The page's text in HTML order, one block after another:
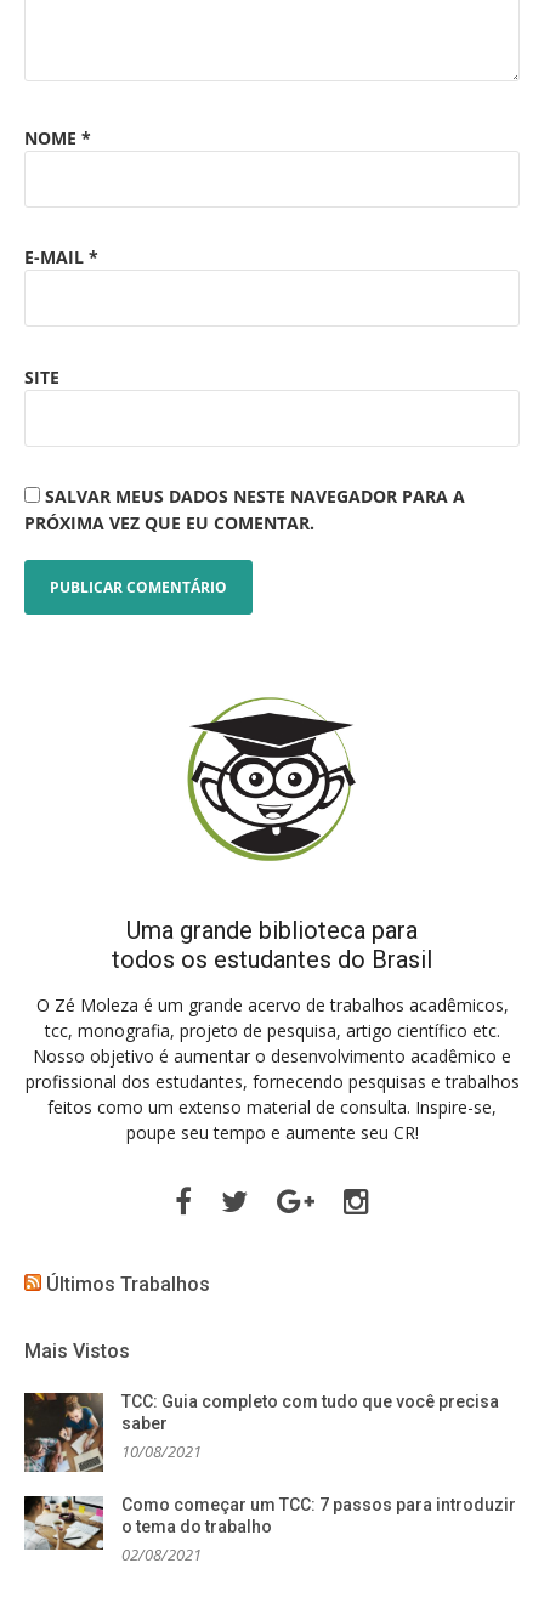
NOME *
E-MAIL *
SITE
SALVAR MEUS DADOS NESTE NAVEGADOR PARA A
PRÓXIMA VEZ QUE EU COMENTAR.
Uma grande biblioteca para
todos os estudantes do Brasil
O Zé Moleza é um grande acervo de trabalhos acadêmicos,
tcc, monografia, projeto de pesquisa, artigo científico etc.
Nosso objetivo é aumentar o desenvolvimento acadêmico e
profissional dos estudantes, fornecendo pesquisas e trabalhos
feitos como um extenso material de consulta. Inspire-se,
poupe seu tempo e aumente seu CR!
FacebookTwitter Google
Plus
Instagram
Últimos Trabalhos
Mais Vistos
TCC: Guia completo com tudo que você precisa
saber
10/08/2021
Como começar um TCC: 7 passos para introduzir
o tema do trabalho
02/08/2021